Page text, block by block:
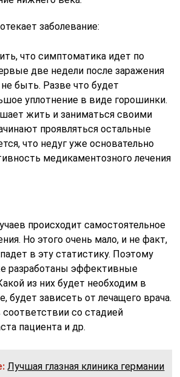
заболевание:
что симптоматика идет по
две недели после заражения
быть. Разве что будет
уплотнение в виде горошинки.
жить и заниматься своими
проявляться остальные
что недуг уже основательно
медикаментозного лечения
происходит самостоятельное
Но этого очень мало, и не факт,
в эту статистику. Поэтому
разработаны эффективные
из них будет необходим в
будет зависеть от лечащего врача.
со стадией
пациента и др.
Лучшая глазная клиника германии